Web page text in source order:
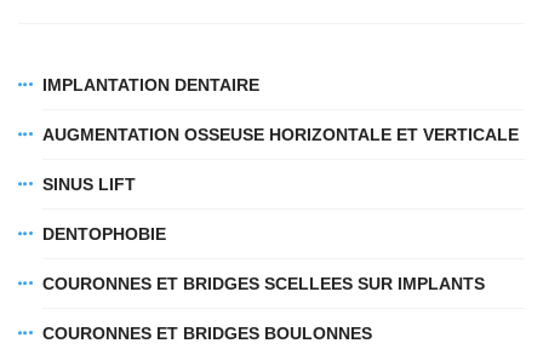
IMPLANTATION DENTAIRE
AUGMENTATION OSSEUSE HORIZONTALE ET VERTICALE
SINUS LIFT
DENTOPHOBIE
COURONNES ET BRIDGES SCELLEES SUR IMPLANTS
COURONNES ET BRIDGES BOULONNES
EMAILCIME
traitement des données!
SERVICES